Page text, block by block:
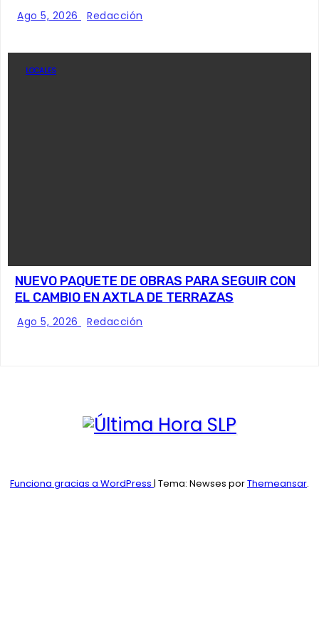
Ago 5, 2026 Redacción
LOCALES
NUEVO PAQUETE DE OBRAS PARA SEGUIR CON
EL CAMBIO EN AXTLA DE TERRAZAS
Ago 5, 2026 Redacción
Funciona gracias a WordPress | Tema: Newses porThemeansar.